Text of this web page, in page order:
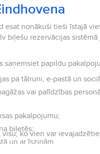
esat nonākuši tieši īstajā
biļešu rezervācijas
papildu
pa tālruni, e-pastā un
vai palīdzības
pakalpojumu;
biļetēs;
un ar īsziņām.
ko vien var